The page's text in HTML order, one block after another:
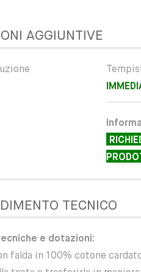
AGGIUNTIVE
TECNICO
e dotazioni:
falda in 100% cotone